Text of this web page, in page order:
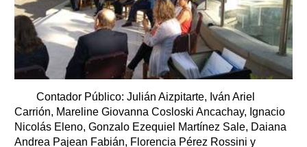
Contador Público: Julián Aizpitarte, Iván Ariel
Carrión, Mareline Giovanna Cosloski Ancachay, Ignacio
Nicolás Eleno, Gonzalo Ezequiel Martínez Sale, Daiana
Andrea Pajean Fabián, Florencia Pérez Rossini y